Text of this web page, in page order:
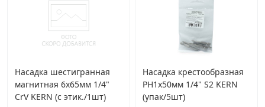
Насадка шестигранная
магнитная 6х65мм 1/4"
CrV KERN (с этик./1шт)
Насадка крестообразная
PH1х50мм 1/4" S2 KERN
(упак/5шт)